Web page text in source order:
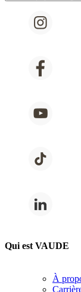
Qui est VAUDE
À